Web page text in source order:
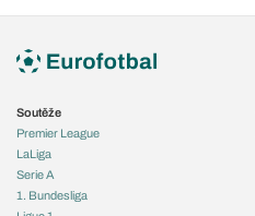
Soutěže
Premier League
LaLiga
Serie A
1. Bundesliga